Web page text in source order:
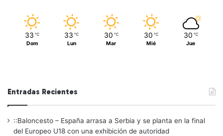
33 ℃
Dom
33 ℃
Lun
30 ℃
Mar
30 ℃
Mié
30 ℃
Jue
Entradas Recientes
::Baloncesto – España arrasa a Serbia y se planta en la final
del Europeo U18 con una exhibición de autoridad